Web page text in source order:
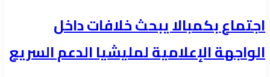
اجتماع بكمبالا يبحث خلافات داخل
الواجهة الإعلامية لمليشيا الدعم السريع